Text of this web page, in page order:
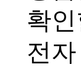
확
전